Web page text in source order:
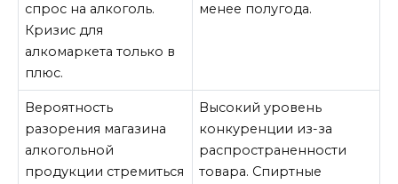
спрос на алкоголь.
Кризис для
алкомаркета только в
плюс.
менее полугода.
Вероятность
разорения магазина
алкогольной
продукции стремиться
Высокий уровень
конкуренции из-за
распространенности
товара. Спиртные